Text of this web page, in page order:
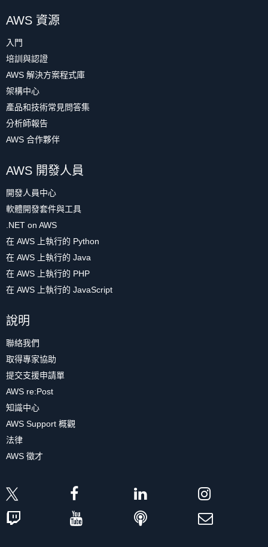
AWS 資源
入門
培訓與認證
AWS 解決方案程式庫
架構中心
產品和技術常見問答集
分析師報告
AWS 合作夥伴
AWS 開發人員
開發人員中心
軟體開發套件與工具
.NET on AWS
在 AWS 上執行的 Python
在 AWS 上執行的 Java
在 AWS 上執行的 PHP
在 AWS 上執行的 JavaScript
說明
聯絡我們
取得專家協助
提交支援申請單
AWS re:Post
知識中心
AWS Support 概觀
法律
AWS 徵才